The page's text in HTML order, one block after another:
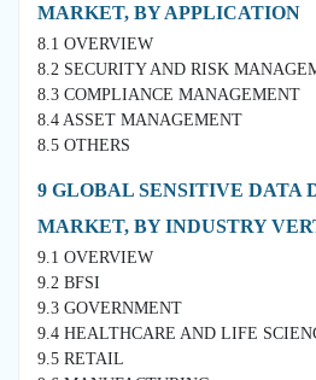
MARKET, BY APPLICATION
8.1 OVERVIEW
8.2 SECURITY AND RISK
8.3 COMPLIANCE MANAGEMENT
8.4 ASSET MANAGEMENT
8.5 OTHERS
9 GLOBAL SENSITIVE DATA
MARKET, BY INDUSTRY
9.1 OVERVIEW
9.2 BFSI
9.3 GOVERNMENT
9.4 HEALTHCARE AND LIFE
9.5 RETAIL